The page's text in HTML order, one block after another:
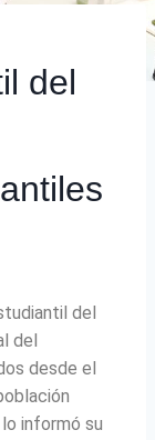
del
del
del
desde el
informó su